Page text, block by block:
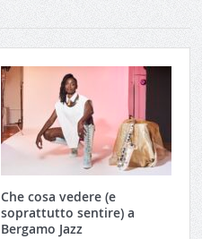
Che cosa vedere (e
soprattutto sentire) a
Bergamo Jazz